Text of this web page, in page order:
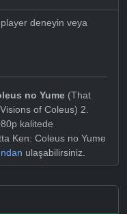
deneyin veya
no Yume (That
of Coleus) 2.
kalitede
Ken: Coleus no Yume
ulaşabilirsiniz.